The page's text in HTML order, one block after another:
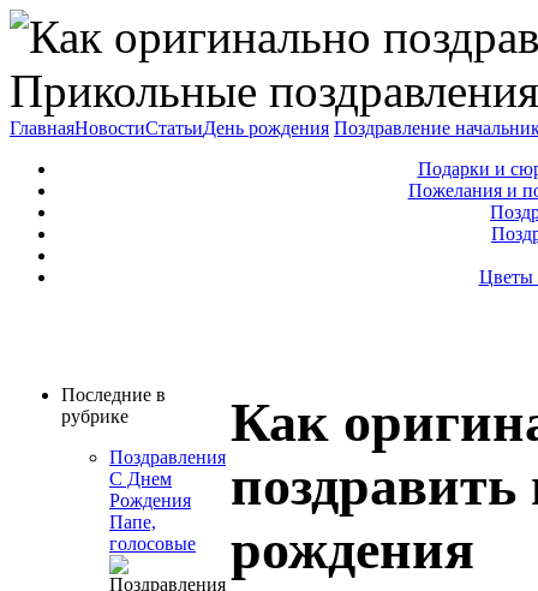
Прикольные
ГлавнаяНовостиСтатьиДень рождения Поздравление
Подарки и
Пожелания и
Цветы
Последние в
рубрике
Поздравления
С Днем
Рождения
Папе,
голосовые
Как
рождения